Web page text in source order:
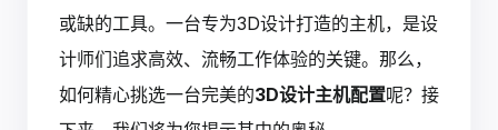
或缺的工具。一台专为3D设计打造的主机，是设
计师们追求高效、流畅工作体验的关键。那么，
如何精心挑选一台完美的3D设计主机配置呢？接